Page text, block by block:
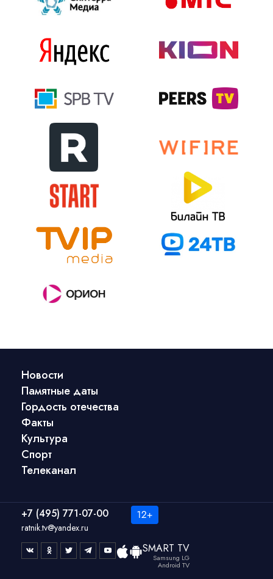
Новости
Памятные даты
Гордость отечества
Факты
Культура
Спорт
Телеканал
+7 (495) 771-07-00
ratnik.tv@yandex.ru
SMART TV
Samsung LG
Android TV